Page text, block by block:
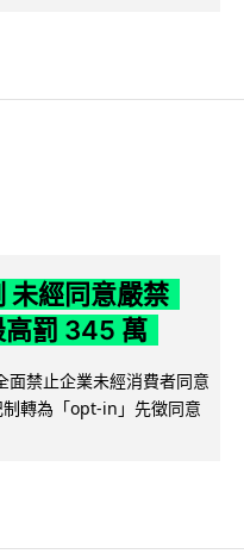
未經同意嚴禁
罰 345 萬
面禁止企業未經消費者同意
轉為「opt-in」先徵同意